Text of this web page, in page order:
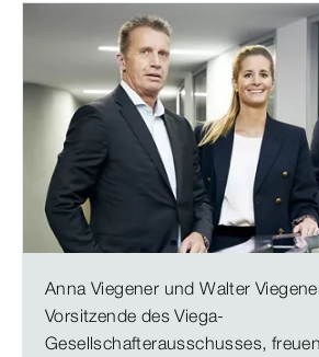
Anna Viegener und Walter
Vorsitzende des Viega-
Gesellschafterausschusses,